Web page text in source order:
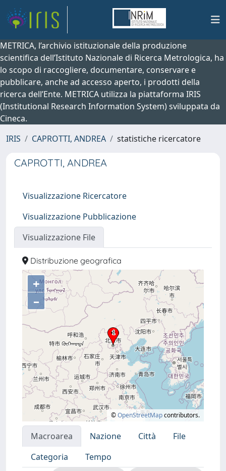
METRICA, l’archivio istituzionale della produzione
scientifica dell’Istituto Nazionale di Ricerca Metrologica, ha
lo scopo di raccogliere, documentare, conservare e
pubblicare, anche ad accesso aperto, i prodotti della
ricerca dell’Ente. METRICA utilizza la piattaforma IRIS
(Institutional Research Information System) sviluppata da
Cineca.
IRIS
CAPROTTI, ANDREA statistiche ricercatore
CAPROTTI, ANDREA
Visualizzazione Ricercatore
Visualizzazione Pubblicazione
Visualizzazione File
Distribuzione geografica
+
–
©OpenStreetMapcontributors.
Macroarea Nazione Città
File
Categoria
Tempo